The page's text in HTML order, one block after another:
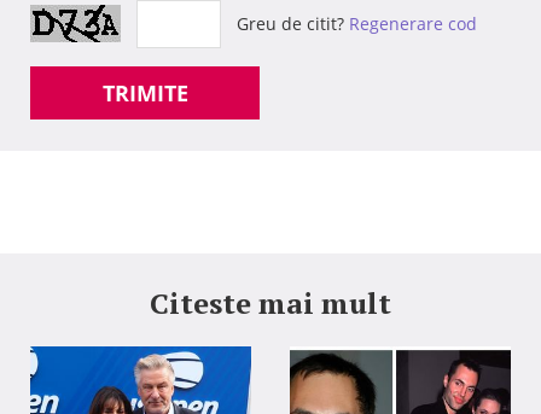
Greu de citit? Regenerare cod
TRIMITE
Citeste mai mult